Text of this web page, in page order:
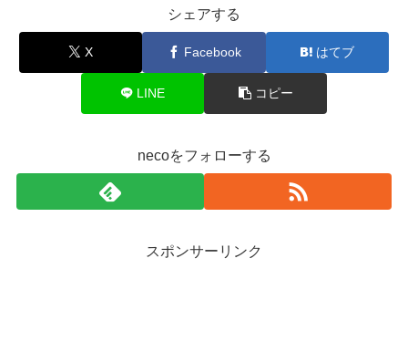
シェアする
X Facebook はてブ
LINE コピー
necoをフォローする
スポンサーリンク